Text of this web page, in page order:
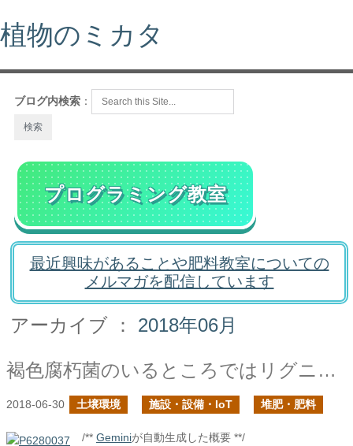
植物のミカタ
ブログ内検索 ：
プログラミング教室
最近興味があることや肥料教室についての
メルマガを配信しています
アーカイブ ： 2018年06月
褐色腐朽菌のいるところではリグニンはどうなるか？
2018-06-30 土壌環境 施設・設備・IoT 堆肥・肥料
/** Geminiが自動生成した概要 **/